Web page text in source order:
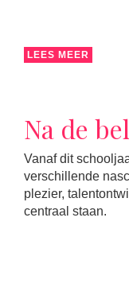
LEES MEER
Na de
Vanaf dit
verschillende
plezier,
centraal staan.